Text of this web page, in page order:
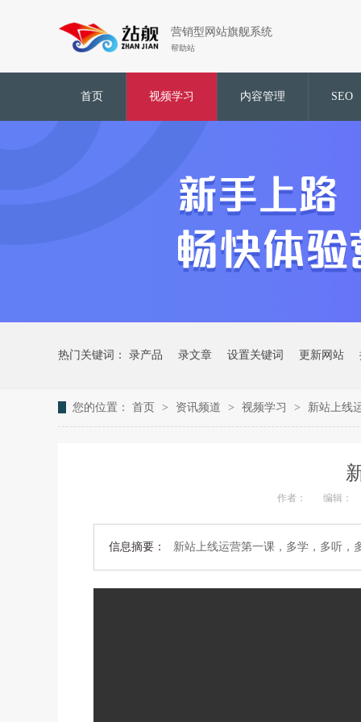
营销型网站旗舰系统
帮助站
首页 视频学习 内容管理 SEO
热门关键词： 录产品 录文章 设置关键词 更新网站
您的位置： 首页 > 资讯频道 > 视频学习 > 新站上线
作者： 编辑：
信息摘要： 新站上线运营第一课，多学，多听，